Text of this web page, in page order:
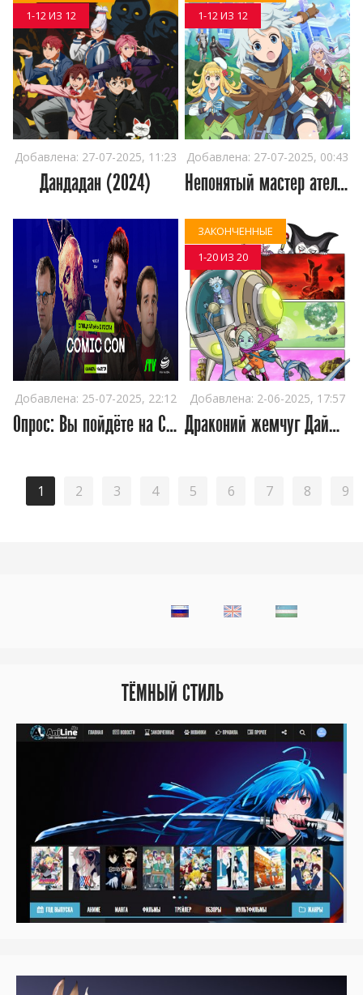
1-12 ИЗ 12
Добавлена: 27-07-2025, 11:23
Дандадан (2024)
1-12 ИЗ 12
Добавлена: 27-07-2025, 00:43
Непонятый мастер ателье (2025)
Добавлена: 25-07-2025, 22:12
Опрос: Вы пойдёте на Comic Con Tashkent 2025?
ЗАКОНЧЕННЫЕ
1-20 ИЗ 20
Добавлена: 2-06-2025, 17:57
Драконий жемчуг Дайма (2024)
1 2 3 4 5 6 7 8 9
ТЁМНЫЙ СТИЛЬ